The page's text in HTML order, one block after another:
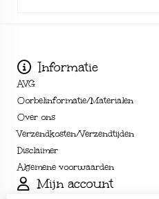
Informatie
AVG
Oorbelinformatie/Materialen
Over ons
Verzendkosten/Verzendtijden
Disclaimer
Algemene voorwaarden
Mijn account